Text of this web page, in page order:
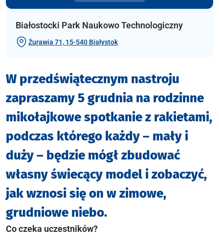
Białostocki Park Naukowo Technologiczny
Żurawia 71, 15-540 Białystok
W przedświątecznym nastroju
zapraszamy 5 grudnia na rodzinne
mikołajkowe spotkanie z rakietami,
podczas którego każdy – mały i
duży – będzie mógł zbudować
własny świecący model i zobaczyć,
jak wznosi się on w zimowe,
grudniowe niebo.
Co czeka uczestników?